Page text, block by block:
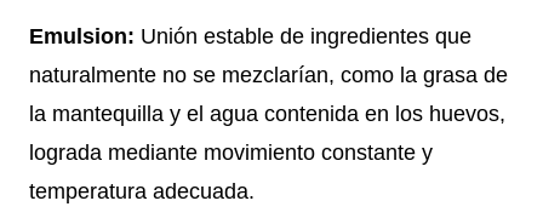
Emulsion: Unión estable de ingredientes que
naturalmente no se mezclarían, como la grasa de
la mantequilla y el agua contenida en los huevos,
lograda mediante movimiento constante y
temperatura adecuada.